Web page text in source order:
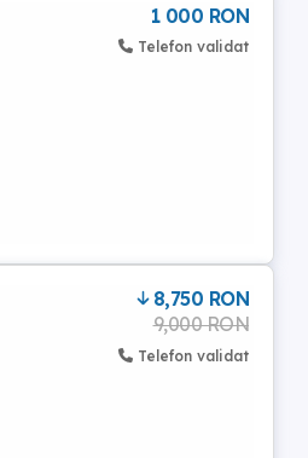
1 000 RON
Telefon validat
8,750 RON
9,000 RON
Telefon validat